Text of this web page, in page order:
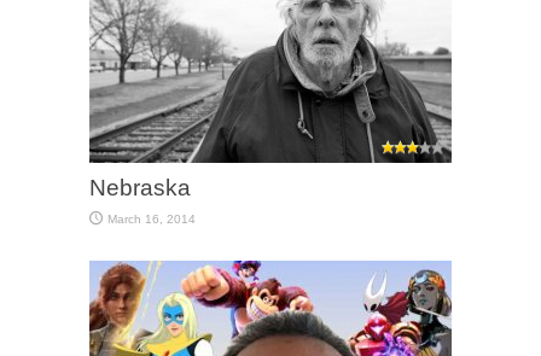
Nebraska
March 16, 2014